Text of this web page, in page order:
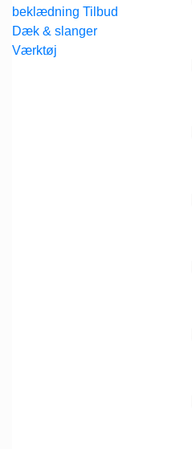
beklædning
Dæk & slanger
Værktøj